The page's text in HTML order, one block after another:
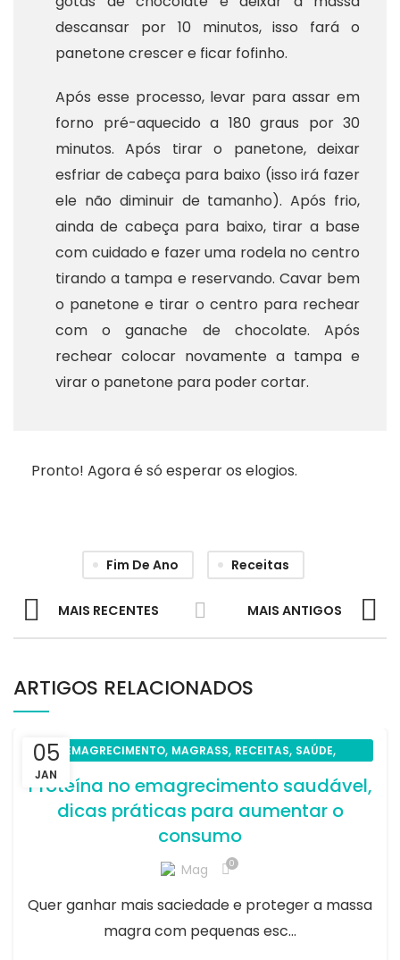
descansar por 10 minutos, isso fará o
panetone crescer e ficar fofinho.
Após esse processo, levar para assar em
forno pré-aquecido a 180 graus por 30
minutos. Após tirar o panetone, deixar
esfriar de cabeça para baixo (isso irá fazer
ele não diminuir de tamanho). Após frio,
ainda de cabeça para baixo, tirar a base
com cuidado e fazer uma rodela no centro
tirando a tampa e reservando. Cavar bem
o panetone e tirar o centro para rechear
com o ganache de chocolate. Após
rechear colocar novamente a tampa e
virar o panetone para poder cortar.
Pronto! Agora é só esperar os elogios.
Fim De Ano Receitas
MAIS RECENTES MAIS ANTIGOS
ARTIGOS RELACIONADOS
05
JAN
EMAGRECIMENTO, MAGRASS, RECEITAS, SAÚDE,
Proteína no emagrecimento saudável,
dicas práticas para aumentar o
consumo
Mag 0
Quer ganhar mais saciedade e proteger a massa
magra com pequenas esc...